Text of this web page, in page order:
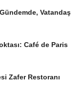
Vatandaş
Café de Paris
Zafer Restoranı